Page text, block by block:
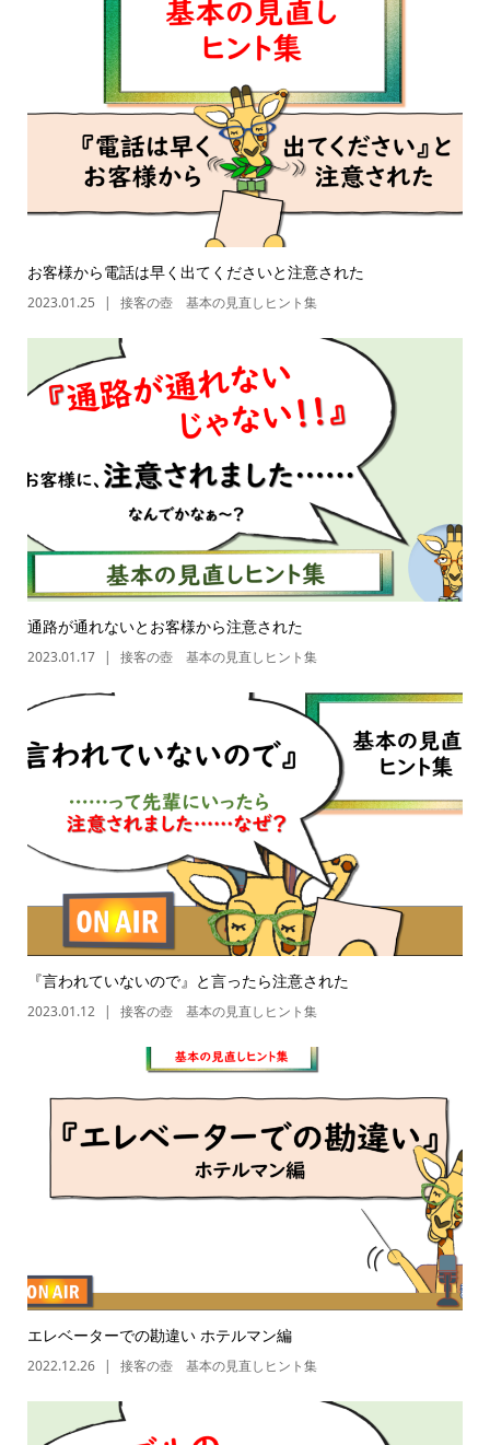
お客様から電話は早く出てくださいと注意された
2023.01.25 接客の壺 基本の見直しヒント集
通路が通れないとお客様から注意された
2023.01.17 接客の壺 基本の見直しヒント集
『言われていないので』と言ったら注意された
2023.01.12 接客の壺 基本の見直しヒント集
エレベーターでの勘違い ホテルマン編
2022.12.26 接客の壺 基本の見直しヒント集